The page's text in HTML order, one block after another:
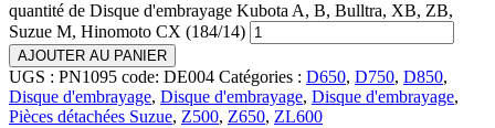
quantité de Disque d'embrayage Kubota A, B, Bulltra, XB, ZB,
Suzue M, Hinomoto CX (184/14)
AJOUTER AU PANIER
UGS : PN1095 code: DE004 Catégories : D650, D750, D850,
Disque d'embrayage, Disque d'embrayage, Disque d'embrayage,
Pièces détachées Suzue, Z500, Z650, ZL600